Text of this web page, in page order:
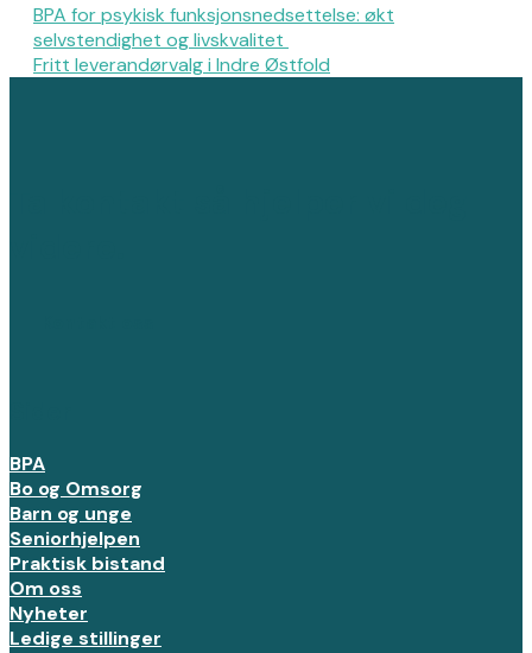
BPA for psykisk funksjonsnedsettelse: økt
selvstendighet og livskvalitet
Fritt leverandørvalg i Indre Østfold
BPA
Bo og Omsorg
Barn og unge
Seniorhjelpen
Praktisk bistand
Om oss
Nyheter
Ledige stillinger